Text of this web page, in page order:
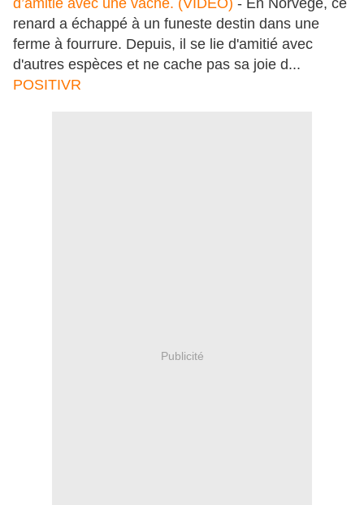
d’amitié avec une vache. (VIDÉO) - En Norvège, ce
renard a échappé à un funeste destin dans une
ferme à fourrure. Depuis, il se lie d'amitié avec
d'autres espèces et ne cache pas sa joie d...
POSITIVR
Publicité